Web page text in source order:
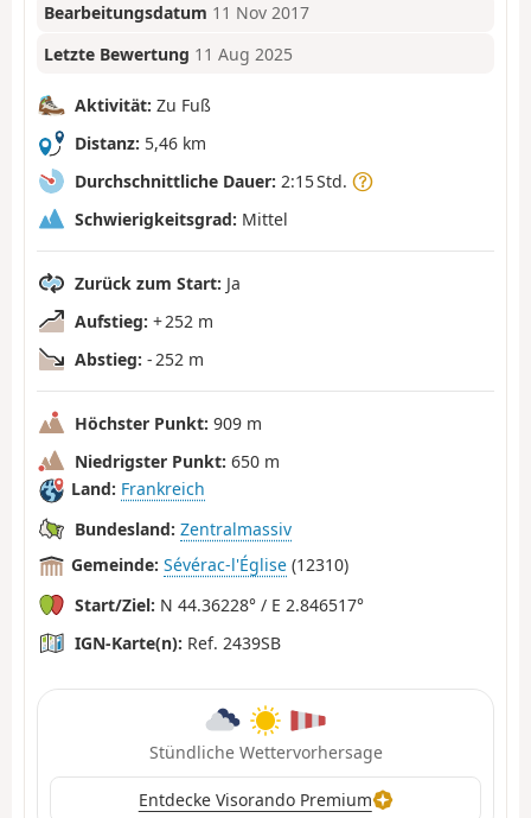
Bearbeitungsdatum 11 Nov 2017
Letzte Bewertung 11 Aug 2025
Aktivität: Zu Fuß
Distanz: 5,46 km
Durchschnittliche Dauer: 2:15 Std.
Schwierigkeitsgrad: Mittel
Zurück zum Start: Ja
Aufstieg: + 252 m
Abstieg: - 252 m
Höchster Punkt: 909 m
Niedrigster Punkt: 650 m
Land: Frankreich
Bundesland: Zentralmassiv
Gemeinde: Sévérac-l'Église (12310)
Start/Ziel: N 44.36228° / E 2.846517°
IGN-Karte(n): Ref. 2439SB
Stündliche Wettervorhersage
Entdecke Visorando Premium